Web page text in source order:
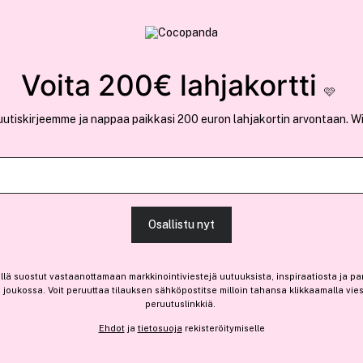
Escentric
Molecule 03 Portable Eau
73,50 €
Ennen: 105,00 €
Voita 200€ lahjakortti 🩷
ja nappaa paikkasi 200 euron lahjakortin arvontaan.
Osallistu nyt
suostut vastaanottamaan markkinointiviestejä uutuuksista, inspiraatiosta ja
joukossa. Voit peruuttaa tilauksen sähköpostitse milloin tahansa klikkaamalla
peruutuslinkkiä.
Ehdotja tietosuoja rekisteröitymiselle